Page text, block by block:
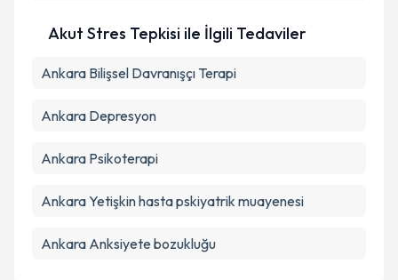
Akut Stres Tepkisi ile İlgili Tedaviler
Ankara Bilişsel Davranışçı Terapi
Ankara Depresyon
Ankara Psikoterapi
Ankara Yetişkin hasta pskiyatrik muayenesi
Ankara Anksiyete bozukluğu